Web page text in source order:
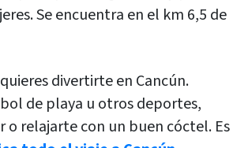
Se encuentra en el km 6,5 de
divertirte en Cancún.
de playa u otros deportes,
o relajarte con un buen cóctel. Es